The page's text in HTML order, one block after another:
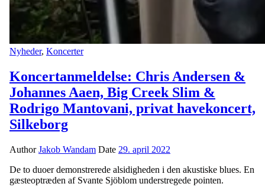
Nyheder, Koncerter
Koncertanmeldelse: Chris Andersen &
Johannes Aaen, Big Creek Slim &
Rodrigo Mantovani, privat havekoncert,
Silkeborg
AuthorJakob Wandam Date 29. april 2022
De to duoer demonstrerede alsidigheden i den akustiske blues. En
gæsteoptræden af Svante Sjöblom understregede pointen.